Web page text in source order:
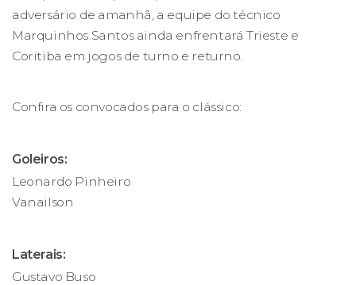
adversário de amanhã, a equipe do técnico
Marquinhos Santos ainda enfrentará Trieste e
Coritiba em jogos de turno e returno.
Confira os convocados para o clássico:
Goleiros:
Leonardo Pinheiro
Vanailson
Laterais:
Gustavo Buso